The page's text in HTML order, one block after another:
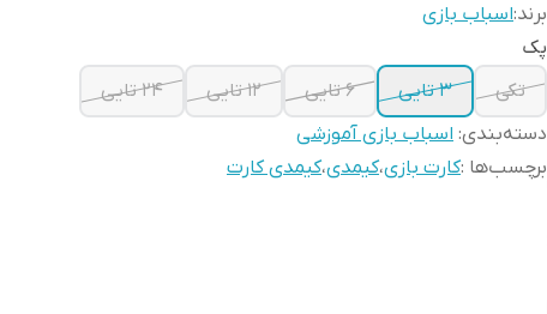
برند:اسباب بازی
پک
تکی
3 تایی 6 تایی 12 تایی
24 تایی
دسته‌بندی: اسباب بازی آموزشی
برچسب‌ها :کارت بازی،کیمدی،کیمدی کارت